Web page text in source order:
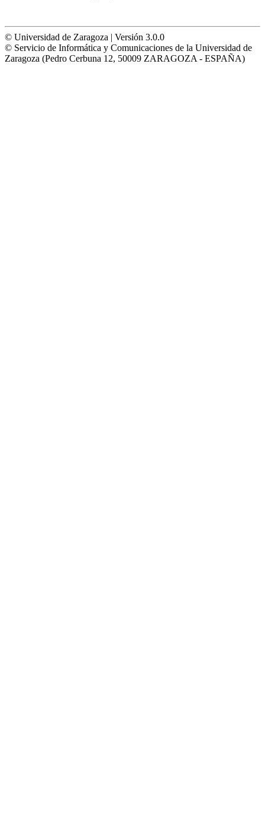
© Universidad de Zaragoza | Versión 3.0.0
© Servicio de Informática y Comunicaciones de la Universidad de
Zaragoza (Pedro Cerbuna 12, 50009 ZARAGOZA - ESPAÑA)